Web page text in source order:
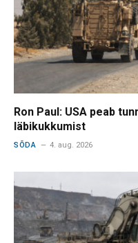
Ron Paul: USA peab
läbikukkumist
SÕDA 4. aug. 2026